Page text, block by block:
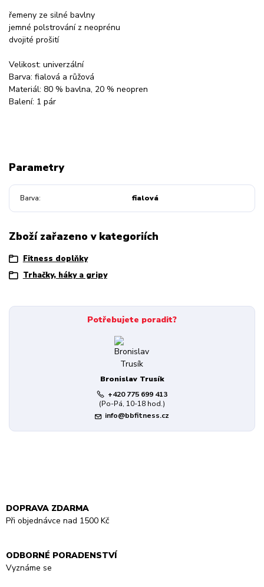
řemeny ze silné bavlny
jemné polstrování z neoprénu
dvojité prošití
Velikost: univerzální
Barva: fialová a růžová
Materiál: 80 % bavlna, 20 % neopren
Balení: 1 pár
Parametry
Barva fialová
Zboží zařazeno v kategoriích
Fitness doplňky
Trhačky, háky a gripy
Potřebujete poradit?
Bronislav Trusík
+420 775 699 413
(Po-Pá, 10-18 hod.)
info@bbfitness.cz
DOPRAVA ZDARMA
Při objednávce nad 1500 Kč
ODBORNÉ PORADENSTVÍ
Vyznáme se